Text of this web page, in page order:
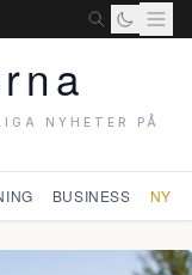
NYHETER PÅ
BUSINESS